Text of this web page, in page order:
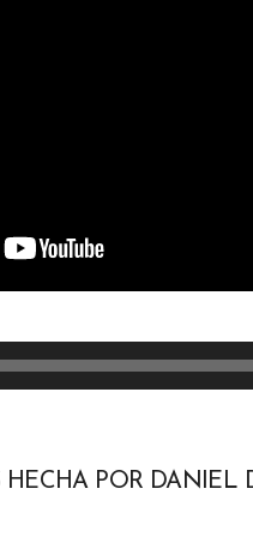
HECHA POR DANIEL